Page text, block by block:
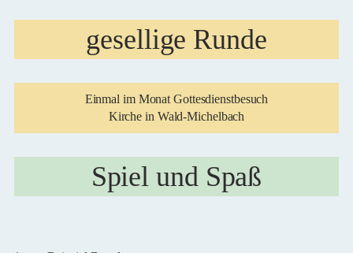
gesellige Runde
Einmal im Monat Gottesdienstbesuch
Kirche in Wald-Michelbach
Spiel und Spaß